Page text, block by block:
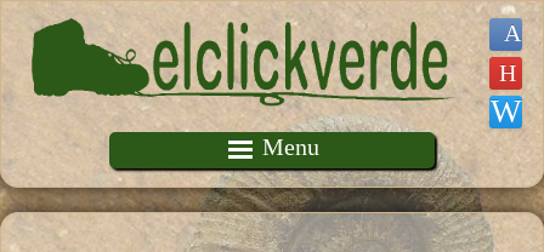
Pasar al contenido principal
Menu